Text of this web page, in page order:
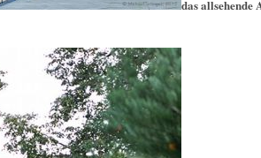
das allsehende